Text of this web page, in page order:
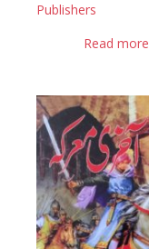
Publishers
Read more